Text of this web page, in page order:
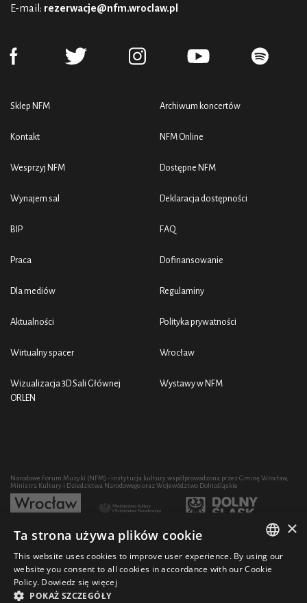
E-mail: rezerwacje@nfm.wroclaw.pl
Sklep NFM
Kontakt
Wesprzyj NFM
Wynajem sal
BIP
Praca
Dla mediów
Aktualności
Wirtualny spacer
Wizualizacja 3D Sali Głównej
ORLEN
Archiwum koncertów
NFM Online
Dostępne NFM
Deklaracja dostępności
FAQ
Dofinansowanie
Regulaminy
Polityka prywatności
Wrocław
Wystawy w NFM
Narodowe Forum Muzyki (NFM) - instytucja kultury współprowadzona przez Gminę Wrocław,
Ministra Kultury i Dziedzictwa Narodowego oraz Województwo Dolnośląskie
Rozwój działalności artystycznej i edukacyjnej NFM poprzez zakup sprzętu współfinansowany
POLISH
×
Ta strona używa plików cookie
This website uses cookies to improve user experience. By using our
website you consent to all cookies in accordance with our Cookie
Policy. Dowiedz się więcej
POKAŻ SZCZEGÓŁY